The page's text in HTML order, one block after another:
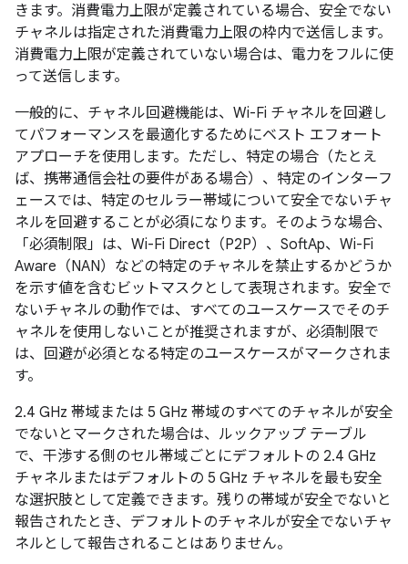
きます。消費電力上限が定義されている場合、安全でない
チャネルは指定された消費電力上限の枠内で送信します。
消費電力上限が定義されていない場合は、電力をフルに使
って送信します。
一般的に、チャネル回避機能は、Wi-Fi チャネルを回避し
てパフォーマンスを最適化するためにベスト エフォート
アプローチを使用します。ただし、特定の場合（たとえ
ば、携帯通信会社の要件がある場合）、特定のインターフ
ェースでは、特定のセルラー帯域について安全でないチャ
ネルを回避することが必須になります。そのような場合、
「必須制限」 は、Wi-Fi Direct（P2P）、SoftAp、Wi-Fi
Aware（NAN）などの特定のチャネルを禁止するかどうか
を示す値を含むビットマスクとして表現されます。安全で
ないチャネルの動作では、すべてのユースケースでそのチ
ャネルを使用しないことが推奨されますが、必須制限で
は、回避が必須となる特定のユースケースがマークされま
す。
2.4 GHz 帯域または 5 GHz 帯域のすべてのチャネルが安全
でないとマークされた場合は、ルックアップ テーブル
で、干渉する側のセル帯域ごとにデフォルトの 2.4 GHz
チャネルまたはデフォルトの 5 GHz チャネルを最も安全
な選択肢として定義できます。残りの帯域が安全でないと
報告されたとき、デフォルトのチャネルが安全でないチャ
ネルとして報告されることはありません。